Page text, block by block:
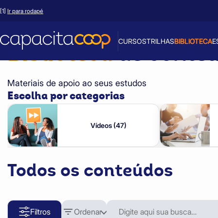
[1] Ir para rodapé
CURSOSTRILHASBIBLIOTECA
Bibliotecade
Materiais de apoio ao seus estudos
Escolha por categorias
Vídeos (47)
Todos os conteúdos
Filtros Ordenar